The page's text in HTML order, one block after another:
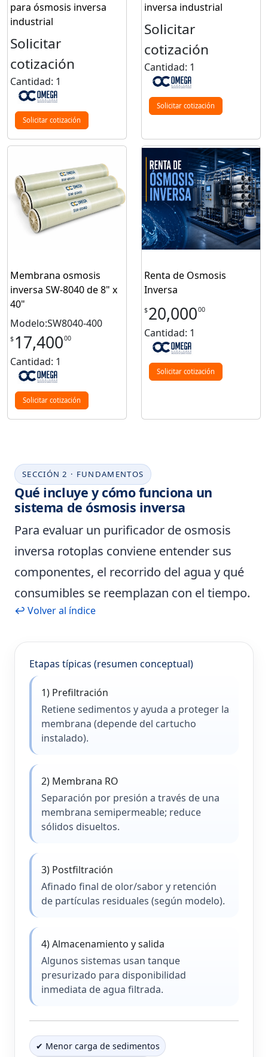
para ósmosis inversa
industrial
Solicitar
cotización
Cantidad: 1
Solicitar cotización
inversa industrial
Solicitar
cotización
Cantidad: 1
Solicitar cotización
Membrana osmosis
inversa SW-8040 de 8" x
40"
Modelo:SW8040-400
$ 17,40000
Cantidad: 1
Solicitar cotización
Renta de Osmosis
Inversa
$20,00000
Cantidad: 1
Solicitar cotización
SECCIÓN 2 · FUNDAMENTOS
Qué incluye y cómo funciona un
sistema de ósmosis inversa
Para evaluar un purificador de osmosis
inversa rotoplas conviene entender sus
componentes, el recorrido del agua y qué
consumibles se reemplazan con el tiempo.
↩ Volver al índice
Etapas típicas (resumen conceptual)
1) Prefiltración
Retiene sedimentos y ayuda a proteger la
membrana (depende del cartucho
instalado).
2) Membrana RO
Separación por presión a través de una
membrana semipermeable; reduce
sólidos disueltos.
3) Postfiltración
Afinado final de olor/sabor y retención
de partículas residuales (según modelo).
4) Almacenamiento y salida
Algunos sistemas usan tanque
presurizado para disponibilidad
inmediata de agua filtrada.
✔ Menor carga de sedimentos